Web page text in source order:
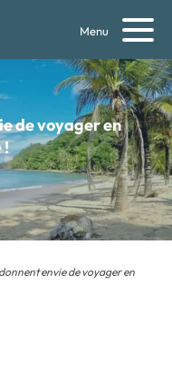
Menu
de voyager en
!
envie de voyager en